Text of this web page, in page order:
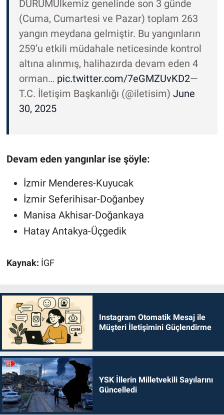
DURUMÜlkemiz genelinde son 3 günde
(Cuma, Cumartesi ve Pazar) toplam 263
yangın meydana gelmiştir. Bu yangınların
259’u etkili müdahale neticesinde kontrol
altına alınmış, halihazırda devam eden 4
orman… pic.twitter.com/7eGMZUvKD2—
T.C. İletişim Başkanlığı (@iletisim) June
30, 2025
Devam eden yangınlar ise şöyle:
İzmir Menderes-Kuyucak
İzmir Seferihisar-Doğanbey
Manisa Akhisar-Doğankaya
Hatay Antakya-Üçgedik
Kaynak: İGF
Instagram Otomatik Mesaj ile
Müşteri İletişimini Güçlendirme
YSK İllerin Milletvekili Sayılarını
Güncelledi